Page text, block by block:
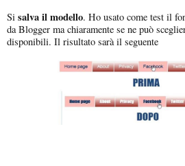
Si salva il modello. Ho usato come test il
da Blogger ma chiaramente se ne può
disponibili. Il risultato sarà il seguente